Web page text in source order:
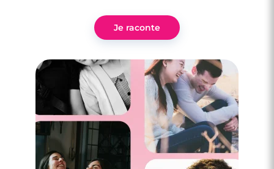
Le slow dating : et si on prenait notre
temps ?
Je raconte